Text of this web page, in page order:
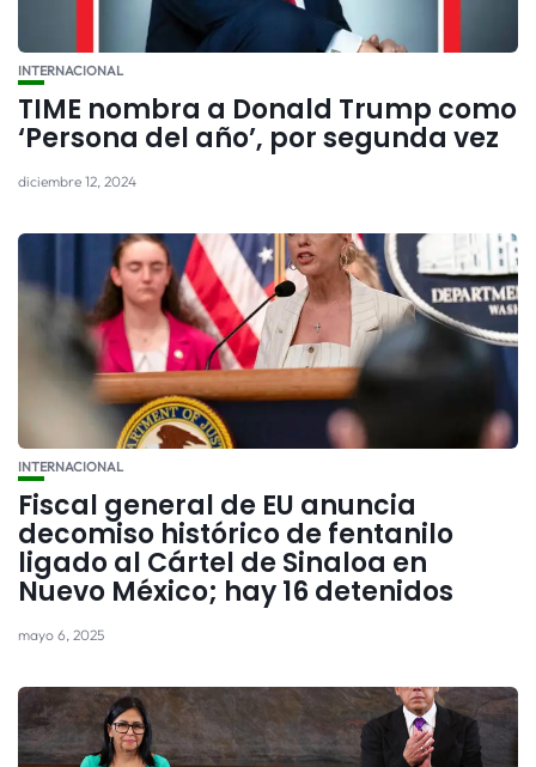
INTERNACIONAL
TIME nombra a Donald Trump como
‘Persona del año’, por segunda vez
diciembre 12, 2024
INTERNACIONAL
Fiscal general de EU anuncia
decomiso histórico de fentanilo
ligado al Cártel de Sinaloa en
Nuevo México; hay 16 detenidos
mayo 6, 2025